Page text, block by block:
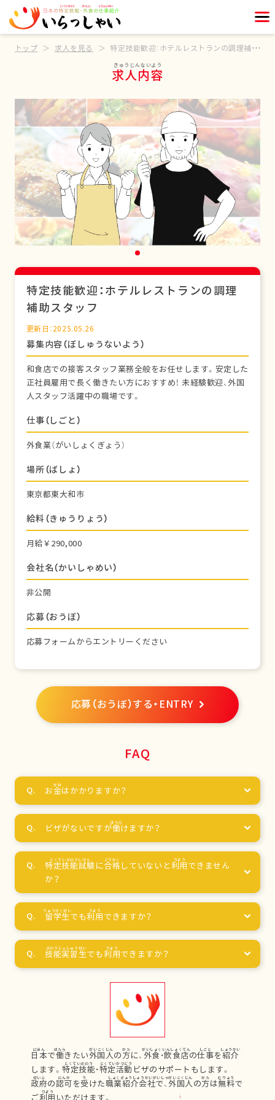
トップ 求人を見る 特定技能歓迎：ホテルレストランの調理補助スタッフ
求人内容
特定技能歓迎：ホテルレストランの調理
補助スタッフ
更新日：2025.05.26
募集内容（ぼしゅうないよう）
和食店での接客スタッフ業務全般をお任せします。安定した
正社員雇用で長く働きたい方におすすめ！ 未経験歓迎、外国
人スタッフ活躍中の職場です。
仕事（しごと）
外食業（がいしょくぎょう）
場所（ばしょ）
東京都東大和市
給料（きゅうりょう）
月給￥290,000
会社名（かいしゃめい）
非公開
応募（おうぼ）
応募フォームからエントリーください
応募（おうぼ）する・ENTRY
FAQ
お金はかかりますか？
ビザがないですが働けますか？
特定技能試験に合格 していないと利用 できません
か？
留学生でも利用 できますか？
技能実習生でも利用できますか？
日本で働きたい外国人の方に、 外食 ・飲食店の仕事を紹介
します。特定技能・特定活動 ビザのサポートもします。
政府の認可を受けた職業紹介会社で、 外国人の方は無料で
ご利用 いただけます。